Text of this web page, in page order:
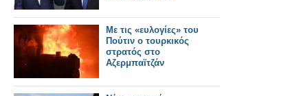
Με τις «ευλογίες» του
Πούτιν ο τουρκικός
στρατός στο
Αζερμπαϊτζάν